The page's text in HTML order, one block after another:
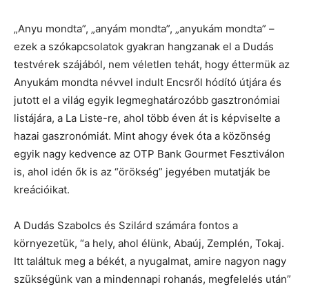
„Anyu mondta”, „anyám mondta”, „anyukám mondta” –
ezek a szókapcsolatok gyakran hangzanak el a Dudás
testvérek szájából, nem véletlen tehát, hogy éttermük az
Anyukám mondta névvel indult Encsről hódító útjára és
jutott el a világ egyik legmeghatározóbb gasztronómiai
listájára, a La Liste-re, ahol több éven át is képviselte a
hazai gaszronómiát. Mint ahogy évek óta a közönség
egyik nagy kedvence az OTP Bank Gourmet Fesztiválon
is, ahol idén ők is az “örökség” jegyében mutatják be
kreációikat.
A Dudás Szabolcs és Szilárd számára fontos a
környezetük, “a hely, ahol élünk, Abaúj, Zemplén, Tokaj.
Itt találtuk meg a békét, a nyugalmat, amire nagyon nagy
szükségünk van a mindennapi rohanás, megfelelés után”